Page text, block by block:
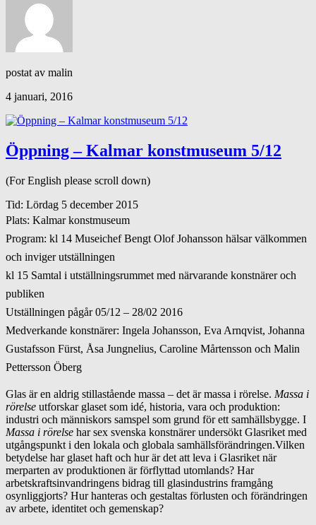
postat av malin
4 januari, 2016
Öppning – Kalmar konstmuseum 5/12
(For English please scroll down)
Tid: Lördag 5 december 2015
Plats: Kalmar konstmuseum
Program: kl 14 Museichef Bengt Olof Johansson hälsar välkommen
och inviger utställningen
kl 15 Samtal i utställningsrummet med närvarande konstnärer och
publiken
Utställningen pågår 05/12 – 28/02 2016
Medverkande konstnärer: Ingela Johansson, Eva Arnqvist, Johanna
Gustafsson Fürst, Åsa Jungnelius, Caroline Mårtensson och Malin
Pettersson Öberg
Glas är en aldrig stillastående massa – det är massa i rörelse. Massa i
rörelse utforskar glaset som idé, historia, vara och produktion:
industri och människors samspel som grund för ett samhällsbygge. I
Massa i rörelse har sex svenska konstnärer undersökt Glasriket med
utgångspunkt i den lokala och globala samhällsförändringen.Vilken
betydelse har glaset haft och hur är det att leva i Glasriket när
merparten av produktionen är förflyttad utomlands? Har
arbetskraftsinvandringens bidrag till glasindustrins framgång
osynliggjorts? Hur hanteras och gestaltas förlusten och förändringen
av arbete, identitet och gemenskap?